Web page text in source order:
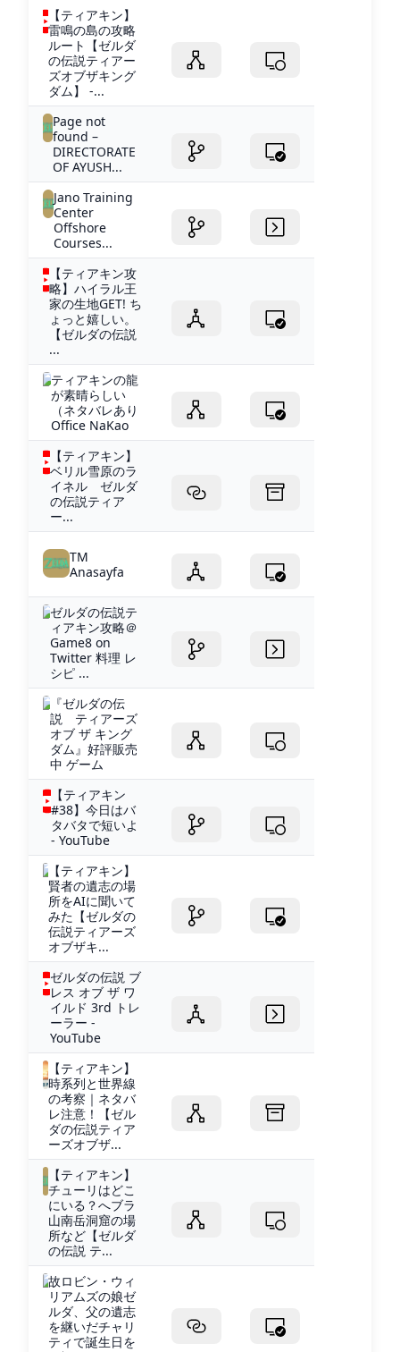
【ティアキン】
雷鳴の島の攻略
ルート【ゼルダ
の伝説ティアー
ズオブザキング
ダム】 -...
Page not
found –
DIRECTORATE
OF AYUSH...
Jano Training
Center
Offshore
Courses...
【ティアキン攻
略】ハイラル王
家の生地GET! ち
ょっと嬉しい。
【ゼルダの伝説
...
ティアキンの龍
が素晴らしい
（ネタバレあり
Office NaKao
【ティアキン】
ベリル雪原のラ
イネル ゼルダ
の伝説ティア
ー...
TM
Anasayfa
ゼルダの伝説テ
ィアキン攻略＠
Game8 on
Twitter 料理 レ
シピ ...
『ゼルダの伝
説 ティアーズ
オブ ザ キング
ダム』好評販売
中 ゲーム
【ティアキン
#38】今日はバ
タバタで短いよ
- YouTube
【ティアキン】
賢者の遺志の場
所をAIに聞いて
みた【ゼルダの
伝説ティアーズ
オブザキ...
ゼルダの伝説 ブ
レス オブ ザ ワ
イルド 3rd トレ
ーラー -
YouTube
【ティアキン】
時系列と世界線
の考察｜ネタバ
レ注意！【ゼル
ダの伝説ティア
ーズオブザ...
【ティアキン】
チューリはどこ
にいる？へブラ
山南岳洞窟の場
所など【ゼルダ
の伝説 テ...
故ロビン・ウィ
リアムズの娘ゼ
ルダ、父の遺志
を継いだチャリ
ティで誕生日を